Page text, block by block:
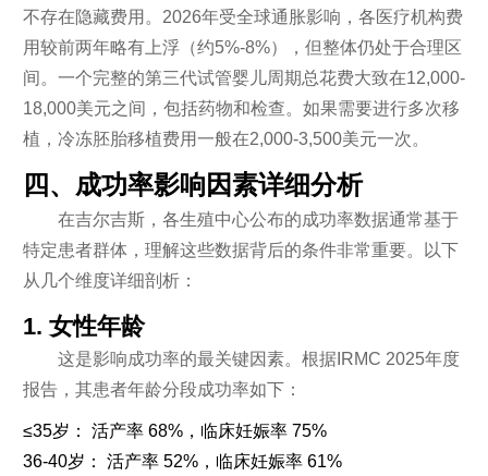
不存在隐藏费用。2026年受全球通胀影响，各医疗机构费
用较前两年略有上浮（约5%-8%），但整体仍处于合理区
间。一个完整的第三代试管婴儿周期总花费大致在12,000-
18,000美元之间，包括药物和检查。如果需要进行多次移
植，冷冻胚胎移植费用一般在2,000-3,500美元一次。
四、成功率影响因素详细分析
在吉尔吉斯，各生殖中心公布的成功率数据通常基于
特定患者群体，理解这些数据背后的条件非常重要。以下
从几个维度详细剖析：
1. 女性年龄
这是影响成功率的最关键因素。根据IRMC 2025年度
报告，其患者年龄分段成功率如下：
≤35岁： 活产率 68%，临床妊娠率 75%
36-40岁： 活产率 52%，临床妊娠率 61%